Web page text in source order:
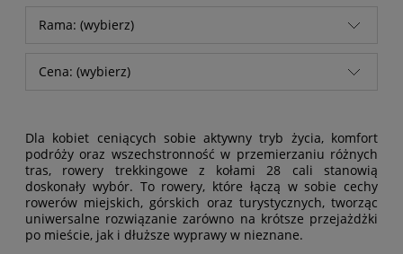
Rama: (wybierz)
Cena: (wybierz)
Dla kobiet ceniących sobie aktywny tryb życia, komfort
podróży oraz wszechstronność w przemierzaniu różnych
tras, rowery trekkingowe z kołami 28 cali stanowią
doskonały wybór. To rowery, które łączą w sobie cechy
rowerów miejskich, górskich oraz turystycznych, tworząc
uniwersalne rozwiązanie zarówno na krótsze przejażdżki
po mieście, jak i dłuższe wyprawy w nieznane.